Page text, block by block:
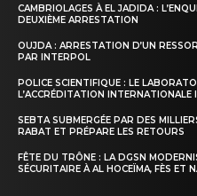
CAMBRIOLAGES À EL JADIDA :
DEUXIÈME ARRESTATION
OUJDA : ARRESTATION D’UN
PAR INTERPOL
POLICE SCIENTIFIQUE : LE
L’ACCRÉDITATION INTERNATIONALE
SEBTA SUBMERGÉE PAR DES
RABAT ET PRÉPARE LES RETOURS
FÊTE DU TRÔNE : LA DGSN
SÉCURITAIRE À AL HOCEÏMA, FÈS ET